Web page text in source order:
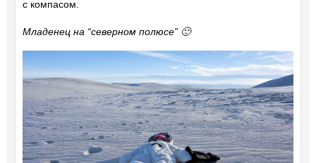
с компасом.
Младенец на “северном полюсе” 🙂